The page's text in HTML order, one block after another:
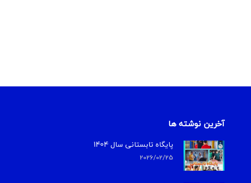
آخرین نوشته ها
پایگاه تابستانی سال 1404
2026/02/25